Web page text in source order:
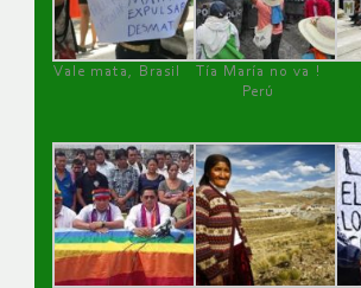
Vale mata, Brasil
Tía María no va !
Perú